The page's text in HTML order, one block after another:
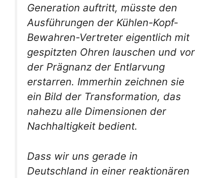
Generation auftritt, müsste den
Ausführungen der Kühlen-Kopf-
Bewahren-Vertreter eigentlich mit
gespitzten Ohren lauschen und vor
der Prägnanz der Entlarvung
erstarren. Immerhin zeichnen sie
ein Bild der Transformation, das
nahezu alle Dimensionen der
Nachhaltigkeit bedient.
Dass wir uns gerade in
Deutschland in einer reaktionären